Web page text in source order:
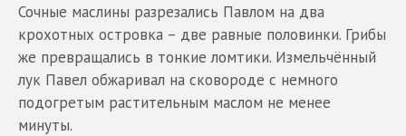
Сочные маслины разрезались Павлом на два
крохотных островка – две равные половинки. Грибы
же превращались в тонкие ломтики. Измельчённый
лук Павел обжаривал на сковороде с немного
подогретым растительным маслом не менее
минуты.